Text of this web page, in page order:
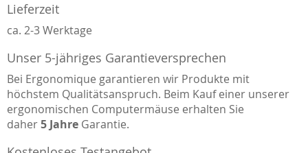
Lieferzeit
ca. 2-3 Werktage
Unser 5-jähriges Garantieversprechen
Bei Ergonomique garantieren wir Produkte mit
höchstem Qualitätsanspruch. Beim Kauf einer unserer
ergonomischen Computermäuse erhalten Sie
daher5 Jahre Garantie.